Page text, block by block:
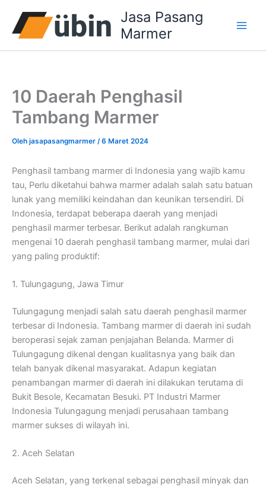
konten
Jasa Pasang
Marmer
10 Daerah Penghasil
Tambang Marmer
Oleh jasapasangmarmer /6 Maret 2024
Penghasil tambang marmer di Indonesia yang wajib kamu
tau, Perlu diketahui bahwa marmer adalah salah satu batuan
lunak yang memiliki keindahan dan keunikan tersendiri. Di
Indonesia, terdapat beberapa daerah yang menjadi
penghasil marmer terbesar. Berikut adalah rangkuman
mengenai 10 daerah penghasil tambang marmer, mulai dari
yang paling produktif:
1. Tulungagung, Jawa Timur
Tulungagung menjadi salah satu daerah penghasil marmer
terbesar di Indonesia. Tambang marmer di daerah ini sudah
beroperasi sejak zaman penjajahan Belanda. Marmer di
Tulungagung dikenal dengan kualitasnya yang baik dan
telah banyak dikenal masyarakat. Adapun kegiatan
penambangan marmer di daerah ini dilakukan terutama di
Bukit Besole, Kecamatan Besuki. PT Industri Marmer
Indonesia Tulungagung menjadi perusahaan tambang
marmer sukses di wilayah ini.
2. Aceh Selatan
Aceh Selatan, yang terkenal sebagai penghasil minyak dan